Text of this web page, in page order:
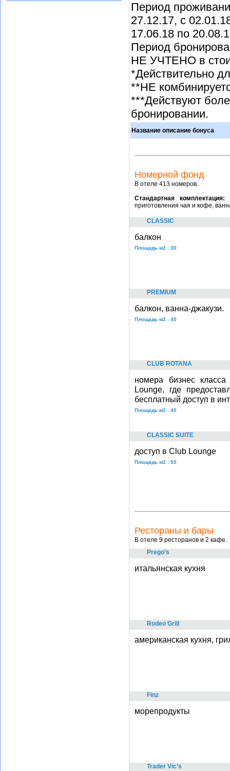
Период
27.12.17, с
17.06.18 по
Период
НЕ УЧТЕНО в
*Действительно
**НЕ
***Действуют
бронировании.
Название описание бонуса
Номерной фонд
В отеле 413 номеров.
Стандартная комплектация:
приготовления чая и кофе,
CLASSIC
балкон
Площадь м2 : 30
PREMIUM
балкон, ванна-джакузи.
Площадь м2 : 40
CLUB ROTANA
номера бизнес
Lounge, где
бесплатный доступ в
Площадь м2 : 40
CLASSIC SUITE
доступ в Club Lounge
Площадь м2 : 55
Рестораны и бары
В отеле 9 ресторанов и 2 кафе.
Prego’s
итальянская кухня
Rodeo Grill
американская кухня,
Finz
морепродукты
Trader Vic’s